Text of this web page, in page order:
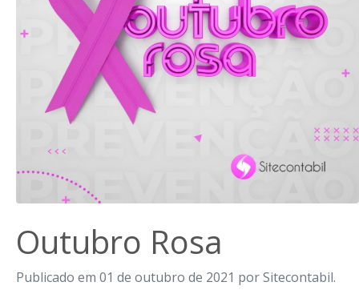
Outubro Rosa
Publicado em 01 de outubro de 2021 por Sitecontabil.